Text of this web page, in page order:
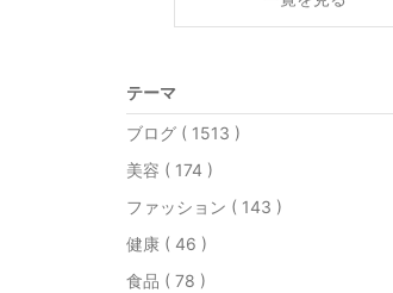
テーマ
ブログ ( 1513 )
美容 ( 174 )
ファッション ( 143 )
健康 ( 46 )
食品 ( 78 )